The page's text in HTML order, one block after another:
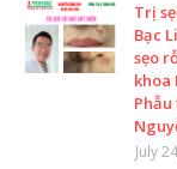
Trị
Bạc
sẹo
khoa
July